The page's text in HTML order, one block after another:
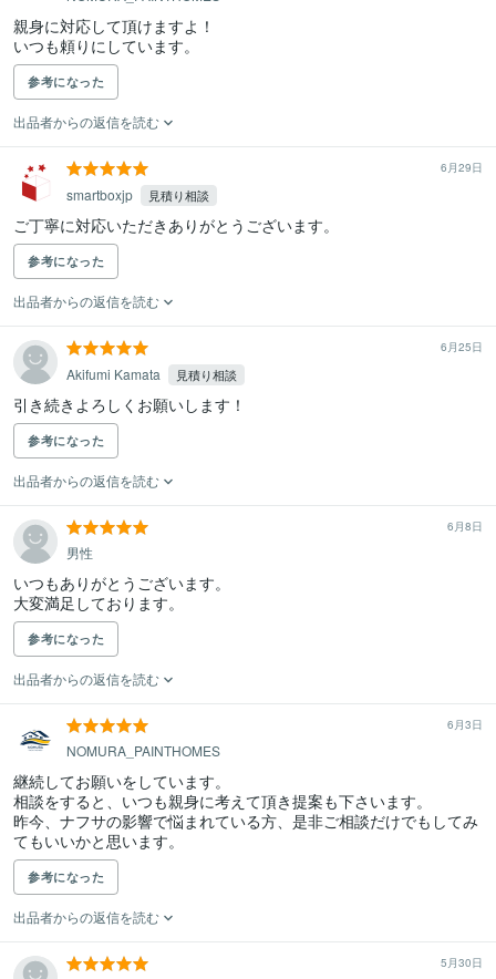
親身に対応して頂けますよ！
いつも頼りにしています。
参考になった
出品者からの返信を読む
6月29日
smartboxjp 見積り相談
ご丁寧に対応いただきありがとうございます。
参考になった
出品者からの返信を読む
6月25日
Akifumi Kamata 見積り相談
引き続きよろしくお願いします！
参考になった
出品者からの返信を読む
6月8日
男性
いつもありがとうございます。
大変満足しております。
参考になった
出品者からの返信を読む
6月3日
NOMURA_PAINTHOMES
継続してお願いをしています。
相談をすると、いつも親身に考えて頂き提案も下さいます。
昨今、ナフサの影響で悩まれている方、是非ご相談だけでもしてみ
てもいいかと思います。
参考になった
出品者からの返信を読む
5月30日